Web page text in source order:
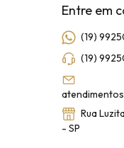
Entre em
(19)
(19)
Rua
- SP